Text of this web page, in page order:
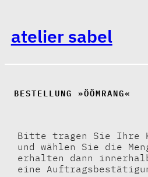
atelier sabel
BESTELLUNG »ÖÖMRANG«
Bitte tragen Sie Ihre
und wählen Sie die
erhalten dann
eine